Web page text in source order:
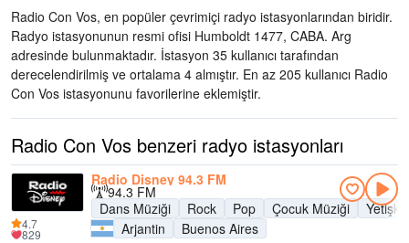
Radio Con Vos, en popüler çevrimiçi radyo istasyonlarından biridir.
Radyo istasyonunun resmi ofisi Humboldt 1477, CABA. Arg
adresinde bulunmaktadır. İstasyon 35 kullanıcı tarafından
derecelendirilmiş ve ortalama 4 almıştır. En az 205 kullanıcı Radio
Con Vos istasyonunu favorilerine eklemiştir.
Radio Con Vos benzeri radyo istasyonları
Radio Disney 94.3 FM
94.3 FM
Dans Müziği
Rock Pop Çocuk Müziği
Arjantin
Buenos Aires
4.7
829